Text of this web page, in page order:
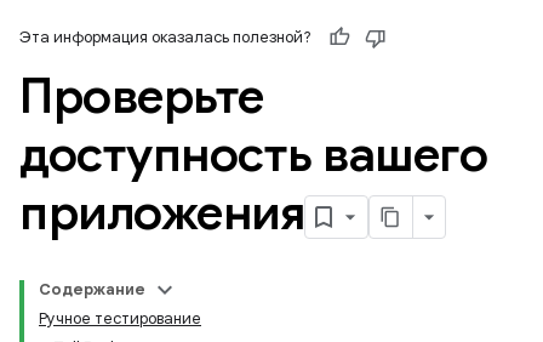
Эта информация оказалась полезной?
Проверьте
доступность вашего
приложения
Содержание
Ручное тестирование